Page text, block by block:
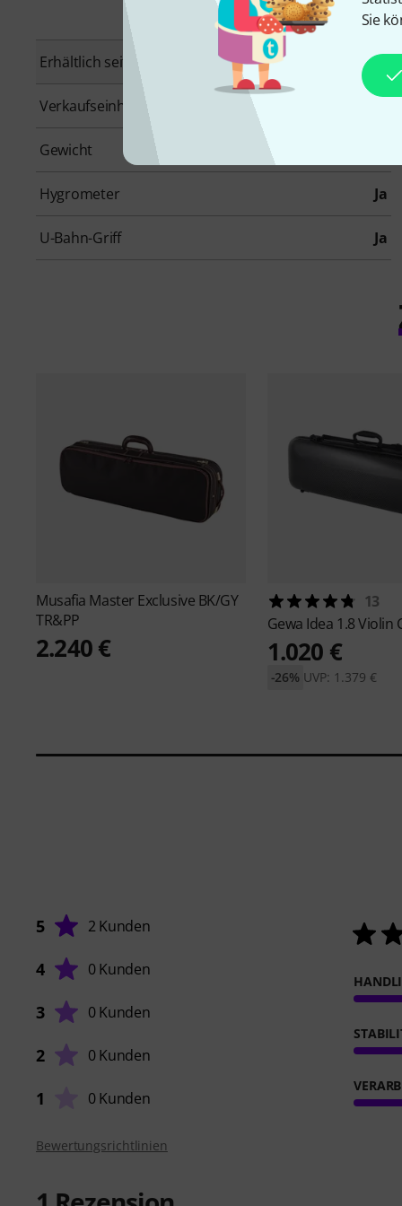
Sie
Erhältlich seit Juni 2016
Verkaufseinheit
Gewicht
Hygrometer Ja
U-Bahn-Griff Ja
Musafia Master Exclusive BK/GY
TR&PP
2.240 €
13
Gewa Idea 1.8 Violin
1.020 €
UVP: 1.379 €
-26%
5 2 Kunden
4 0 Kunden
3 0 Kunden
2 0 Kunden
1 0 Kunden
Bewertungsrichtlinien